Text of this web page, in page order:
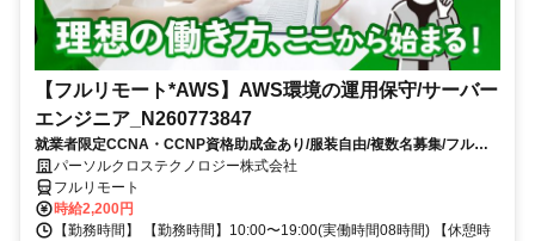
【フルリモート*AWS】AWS環境の運用保守/サーバー
エンジニア_N260773847
就業者限定CCNA・CCNP資格助成金あり/服装自由/複数名募集/フルリ
モートワーク/8月スタート/10時開始/大手通信事業関連会社勤務
パーソルクロステクノロジー株式会社
フルリモート
時給2,200円
【勤務時間】 【勤務時間】10:00〜19:00(実働時間08時間) 【休憩時